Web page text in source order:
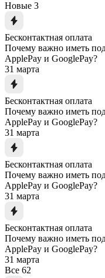
Новые 3
Бесконтактная оплата
Почему важно иметь под
ApplePay и GooglePay?
31 марта
Бесконтактная оплата
Почему важно иметь под
ApplePay и GooglePay?
31 марта
Бесконтактная оплата
Почему важно иметь под
ApplePay и GooglePay?
31 марта
Бесконтактная оплата
Почему важно иметь под
ApplePay и GooglePay?
31 марта
Все 62